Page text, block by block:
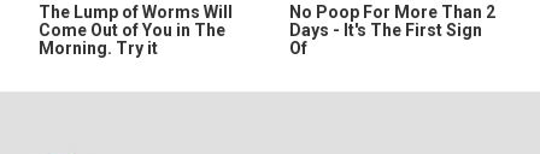
The Lump of Worms Will
Come Out of You in The
Morning. Try it
No Poop For More Than 2
Days - It's The First Sign
Of